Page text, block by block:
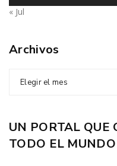
« Jul
Archivos
Elegir el mes
UN PORTAL QUE
TODO EL MUNDO